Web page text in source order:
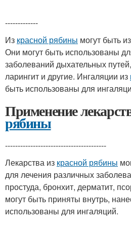
-------------
Из красной рябины могут быть
Они могут быть использованы
заболеваний дыхательных
ларингит и другие. Ингаляции из
быть использованы для
Применение
рябины
----------------------------------------
Лекарства из красной рябины
для лечения различных
простуда, бронхит, дерматит,
могут быть приняты внутрь,
использованы для ингаляций.